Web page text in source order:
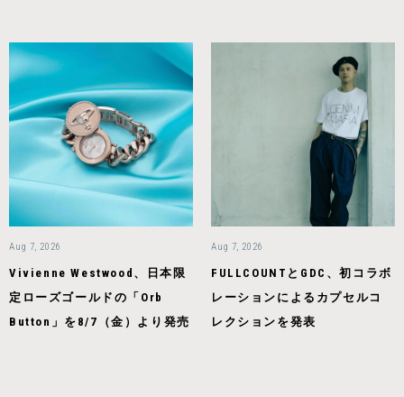
Aug 7, 2026
Vivienne Westwood、日本限
定ローズゴールドの「Orb
Button」を8/7（金）より発売
Aug 7, 2026
FULLCOUNTとGDC、初コラボ
レーションによるカプセルコ
レクションを発表